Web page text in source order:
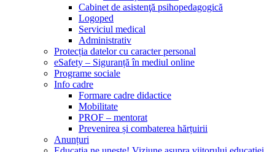
Cabinet de asistenţă psihopedagogică
Logoped
Serviciul medical
Administrativ
Protecția datelor cu caracter personal
eSafety – Siguranță în mediul online
Programe sociale
Info cadre
Formare cadre didactice
Mobilitate
PROF – mentorat
Prevenirea și combaterea hărțuirii
Anunțuri